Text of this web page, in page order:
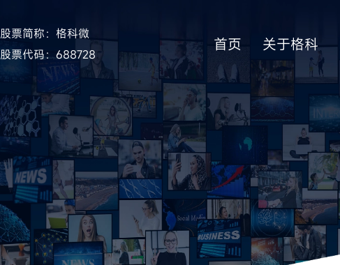
股票简称：格科微
股票代码：688728
首页 关于格科